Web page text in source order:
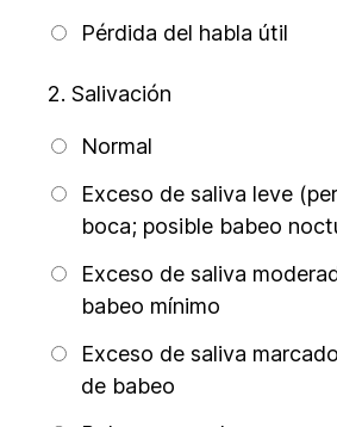
Pérdida del habla útil
2. Salivación
Normal
Exceso de saliva leve
boca; posible babeo
Exceso de saliva
babeo mínimo
Exceso de saliva
de babeo